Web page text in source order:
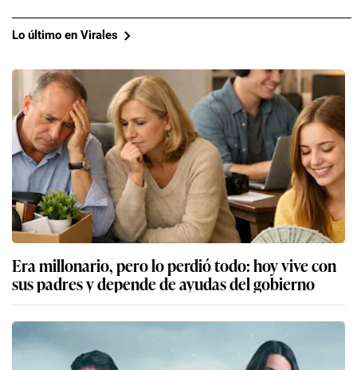
Lo último en Virales
Era millonario, pero lo perdió todo: hoy vive con
sus padres y depende de ayudas del gobierno